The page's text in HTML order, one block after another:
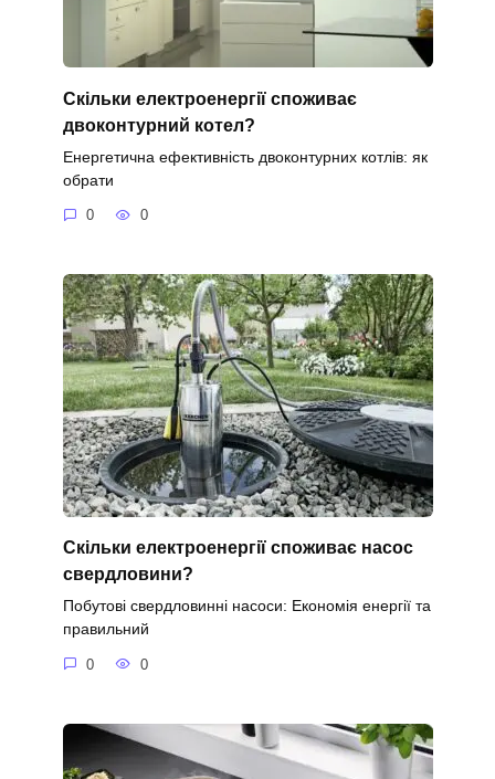
Скільки електроенергії споживає
двоконтурний котел?
Енергетична ефективність двоконтурних котлів: як
обрати
0 0
Скільки електроенергії споживає насос
свердловини?
Побутові свердловинні насоси: Економія енергії та
правильний
0 0